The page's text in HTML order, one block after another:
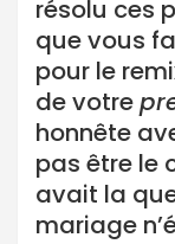
résolu ces
que vous
pour le
de votre
honnête
pas être le
avait la
mariage